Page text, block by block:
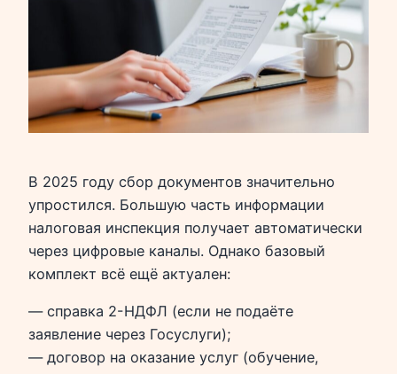
В 2025 году сбор документов значительно
упростился. Большую часть информации
налоговая инспекция получает автоматически
через цифровые каналы. Однако базовый
комплект всё ещё актуален:
— справка 2-НДФЛ (если не подаёте
заявление через Госуслуги);
— договор на оказание услуг (обучение,